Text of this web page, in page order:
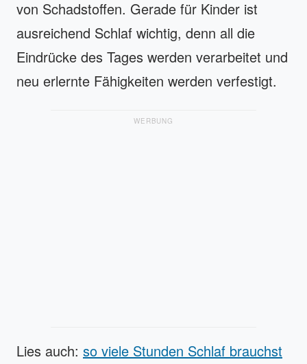
von Schadstoffen. Gerade für Kinder ist
ausreichend Schlaf wichtig, denn all die
Eindrücke des Tages werden verarbeitet und
neu erlernte Fähigkeiten werden verfestigt.
WERBUNG
Lies auch: so viele Stunden Schlaf brauchst